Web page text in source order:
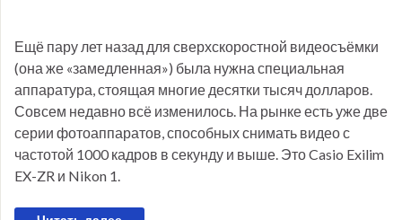
Ещё пару лет назад для сверхскоростной видеосъёмки
(она же «замедленная») была нужна специальная
аппаратура, стоящая многие десятки тысяч долларов.
Совсем недавно всё изменилось. На рынке есть уже две
серии фотоаппаратов, способных снимать видео с
частотой 1000 кадров в секунду и выше. Это Casio Exilim
EX-ZR и Nikon 1.